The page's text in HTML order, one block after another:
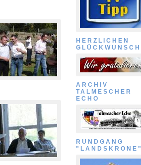
HERZLICHEN
GLÜCKWUNSCH
ARCHIV
TALMESCHER
ECHO
RUNDGANG
"LANDSKRONE"